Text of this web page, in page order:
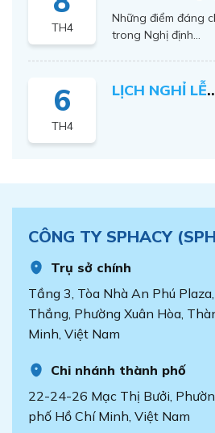
2026
thuộc hạng mục
nghiệp số và Hạ
trong khuôn khổ
Vietnam I4 Impact
TH4
định 90/2026/
CP
Những điểm đáng
trong Nghị định
y tế đã được tổng
trong tài liệu dưới
6
TH4
LỊCH NGHỈ LỄ
CÔNG TY SPHACY
Trụ sở chính
Tầng 3, Tòa Nhà An Phú
Thắng, Phường Xuân Hòa,
Minh, Việt Nam
Chi nhánh thành phố
22-24-26 Mạc Thị Bưởi,
phố Hồ Chí Minh, Việt Nam